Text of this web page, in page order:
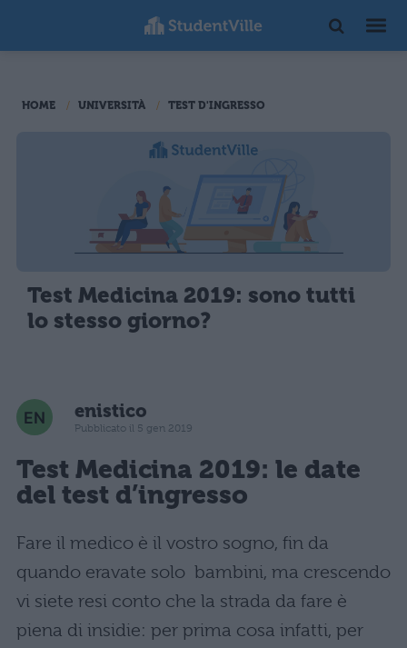
HOME UNIVERSITÀ TEST D'INGRESSO
Test Medicina 2019: sono tutti
lo stesso giorno?
enistico
Pubblicato il 5 gen 2019
Test Medicina 2019: le date
del test d’ingresso
Fare il medico è il vostro sogno, fin da
quando eravate solo bambini, ma crescendo
vi siete resi conto che la strada da fare è
piena di insidie: per prima cosa infatti, per